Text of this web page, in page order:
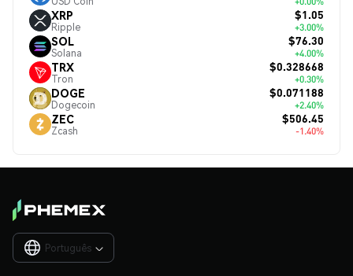
XRP
Ripple
$1.05
+3.00%
SOL
Solana
$76.30
+4.00%
TRX
Tron
$0.328668
+0.30%
DOGE
Dogecoin
$0.071188
+2.40%
ZEC
Zcash
$506.45
-1.40%
Português 